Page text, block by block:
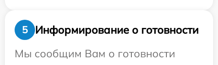
5
Информирование о готовности
Мы сообщим Вам о готовности